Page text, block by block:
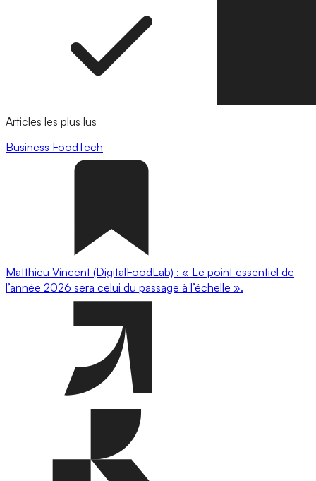
Articles les plus lus
Business FoodTech
Matthieu Vincent (DigitalFoodLab) : « Le point essentiel de
l’année 2026 sera celui du passage à l’échelle ».